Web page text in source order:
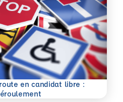
en candidat libre :